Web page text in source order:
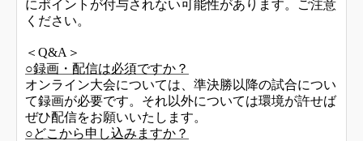
にポイントが付与されない可能性があります。ご注意
ください。
＜Q&A＞
○録画・配信は必須ですか？
オンライン大会については、準決勝以降の試合につい
て録画が必要です。それ以外については環境が許せば
ぜひ配信をお願いいたします。
○どこから申し込みますか？